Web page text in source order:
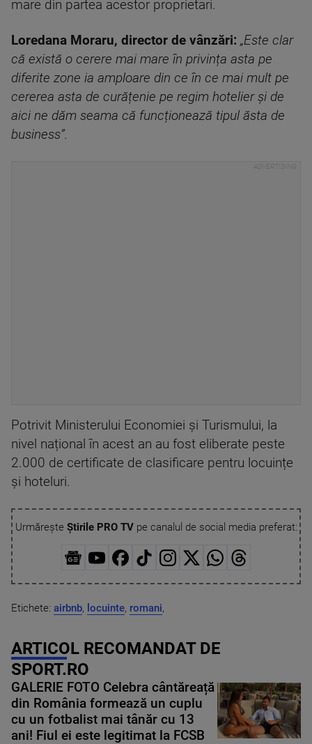
mare din partea acestor proprietari.
Loredana Moraru, director de vânzări: „Este clar
că există o cerere mai mare în privința asta pe
diferite zone ia amploare din ce în ce mai mult pe
cererea asta de curățenie pe regim hotelier și de
aici ne dăm seama că funcționează tipul ăsta de
business”.
Potrivit Ministerului Economiei și Turismului, la
nivel național în acest an au fost eliberate peste
2.000 de certificate de clasificare pentru locuințe
și hoteluri.
Urmărește Știrile PRO TVpe canalul de social media preferat:
Etichete: airbnb, locuinte, romani,
ARTICOL RECOMANDAT DE
SPORT.RO
GALERIE FOTO Celebra cântăreață
din România formează un cuplu
cu un fotbalist mai tânăr cu 13
ani! Fiul ei este legitimat la FCSB